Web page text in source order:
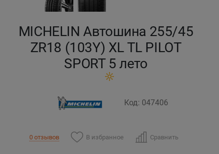
MICHELIN Автошина 255/45
ZR18 (103Y) XL TL PILOT
SPORT 5 лето
Код: 047406
0 отзывов В избранное Сравнить
Петропавловск
Семей
Уральск